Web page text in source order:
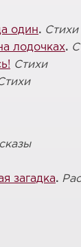
один. Стихи
лодочках.
Стихи
загадка.